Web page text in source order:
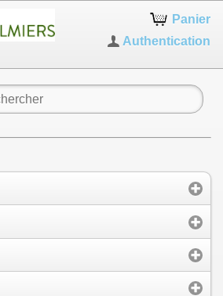
Panier
Authentication